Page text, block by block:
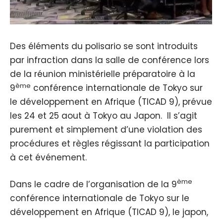
Des éléments du polisario se sont introduits
par infraction dans la salle de conférence lors
de la réunion ministérielle préparatoire à la
9ème conférence internationale de Tokyo sur
le développement en Afrique (TICAD 9), prévue
les 24 et 25 aout à Tokyo au Japon. Il s’agit
purement et simplement d’une violation des
procédures et règles régissant la participation
à cet événement.
Dans le cadre de l’organisation de la 9ème
conférence internationale de Tokyo sur le
développement en Afrique (TICAD 9), le japon,